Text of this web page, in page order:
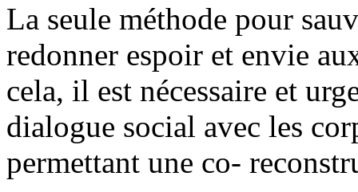
La seule méthode pour
redonner espoir et envie
cela, il est nécessaire et
dialogue social avec les
permettant une co-